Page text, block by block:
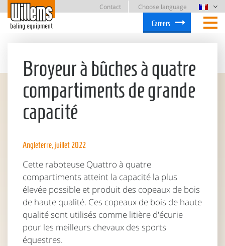
Contact
Choose language
Careers
Broyeur à bûches à quatre
compartiments de grande
capacité
Angleterre, juillet 2022
Cette raboteuse Quattro à quatre
compartiments atteint la capacité la plus
élevée possible et produit des copeaux de bois
de haute qualité. Ces copeaux de bois de haute
qualité sont utilisés comme litière d'écurie
pour les meilleurs chevaux des sports
équestres.